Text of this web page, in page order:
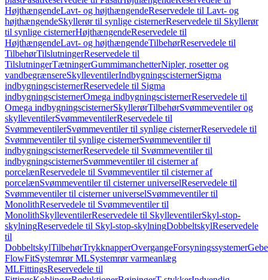
HøjthængendeLavt- og højthængendeReservedele til Lavt- og
højthængendeSkyllerør til synlige cisternerReservedele til Skyllerør
til synlige cisternerHøjthængendeReservedele til
HøjthængendeLavt- og højthængendeTilbehørReservedele til
TilbehørTilslutningerReservedele til
TilslutningerTætningerGummimanchetterNipler, rosetter og
vandbegrænsereSkylleventilerIndbygningscisternerSigma
indbygningscisternerReservedele til Sigma
indbygningscisternerOmega indbygningscisternerReservedele til
Omega indbygningscisternerSkyllerørTilbehørSvømmeventiler og
skylleventilerSvømmeventilerReservedele til
SvømmeventilerSvømmeventiler til synlige cisternerReservedele til
Svømmeventiler til synlige cisternerSvømmeventiler til
indbygningscisternerReservedele til Svømmeventiler til
indbygningscisternerSvømmeventiler til cisterner af
porcelænReservedele til Svømmeventiler til cisterner af
porcelænSvømmeventiler til cisterner universelReservedele til
Svømmeventiler til cisterner universelSvømmeventiler til
MonolithReservedele til Svømmeventiler til
MonolithSkylleventilerReservedele til SkylleventilerSkyl-stop-
skylningReservedele til Skyl-stop-skylningDobbeltskylReservedele
til
DobbeltskylTilbehørTrykknapperOvergangeForsyningssystemer
FlowFitSystemrør MLSystemrør varmeanlæg
MLFittingsReservedele til